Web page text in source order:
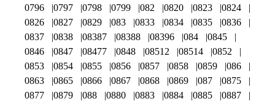
0796
0797 0798 0799 082 0820 0823
0824
0826
0827 0829 083 0833 0834 0835
0836
0837
0838 08387 08388 08396 084
0845
0846
0847 08477 0848 08512 08514
0852
0853
0854 0855 0856 0857 0858 0859
086
0863
0865 0866 0867 0868 0869 087
0875
0877
0879 088 0880 0883 0884 0885
0887